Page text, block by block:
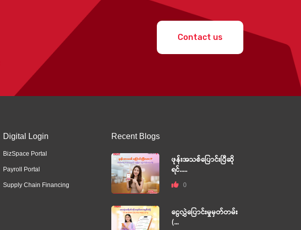
Contact us
Digital Login
BizSpace Portal
Payroll Portal
Supply Chain Financing
Recent Blogs
ဖုန်းအသစ်ပြောင်းပြီဆို
ရင်.....
0
ငွေလွှဲပြောင်းမှုမှတ်တမ်း
(...